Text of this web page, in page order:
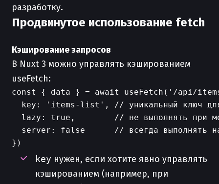
разработку.
Продвинутое использование fetch
Кэширование запросов
В Nuxt 3 можно управлять кэшированием
useFetch:
const { data } = await useFetch('/api/
key: 'items-list', // уникальный ключ
lazy: true,        // не выполнять при
server: false      // всегда выполнять
key нужен, если хотите явно управлять
кэшированием (например, при